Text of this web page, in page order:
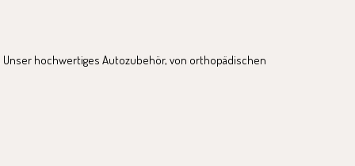
Unser hochwertiges Autozubehör, von orthopädischen